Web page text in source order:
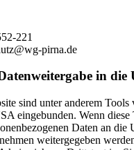
221
pirna.de
in die
sind unter anderem Tools
eingebunden. Wenn diese
Daten an die
weitergegeben